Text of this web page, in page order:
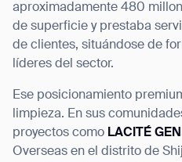
aproximadamente 480
de superficie y prestaba
de clientes, situándose de
líderes del sector.
Ese posicionamiento
limpieza. En sus
proyectos como LACITÉ
Overseas en el distrito de